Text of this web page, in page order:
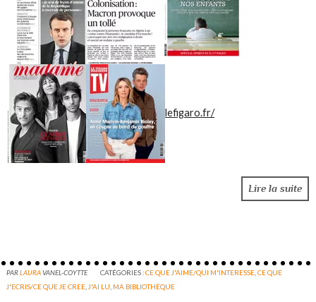
lefigaro.fr/
Lire la suite
PARLAURAVANEL-COYTTE CATÉGORIES :CE QUE J'AIME/QUI M'INTERESSE ,CE QUE
J'ECRIS/CE QUE JE CREE J'AI LU MA BIBLIOTHÈQUE